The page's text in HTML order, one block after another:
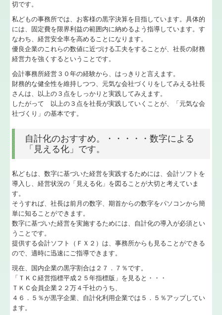
TKCのFinTechサービス
関与先向け融資商品ご紹介
経営改善オンデマンド講座
個人情報の取扱
切です。
私どもの事務所では、お客様の黒字決算を目指しています。具体的
には、固定費を限界利益の範囲内に納めるよう指導しています。す
なわち、経営安全率を高めることになります。
優良企業のこれらの数値に近づける工夫をすることが、社長の財務
経営力を強くするということです。
会計事務所経営３０年の経験から、はっきりと言えます。
財務的な健全性を維持しつつ、元気な会社づくりをしてみえる社長
さんは、以上の３点をしっかりと実践してみえます。
したがって 以上の３点を社長が実践していくことが、「元気な会
社づくり」の基本です。
自計化のおすすめ。・・・・・数字による
「見える化」です。
私どもは、数字に基づいた経営を実践するためには、会計ソフトを
導入し、経営状況の「見える化」を図ることが大切と考えていま
す。
そうすれば、社長は前月の数字、期首からの数字をパソコンから簡
単に知ることができます。
数字に基づいた経営を実施するためには、自計化の導入が必須とい
うことです。
提供する会計ソフト（ＦＸ２）は、事務所からも見ることができる
ので、適時に迅速にご指導できます。
現在、国内企業の黒字割合は２７．７％です。
「ＴＫＣ経営指標平成２５年指標版」を見ると・・・
ＴＫＣ会員企業２２万４千社のうち、
４６．５％が黒字企業、自計化利用企業では５．５％アップしてい
ます。